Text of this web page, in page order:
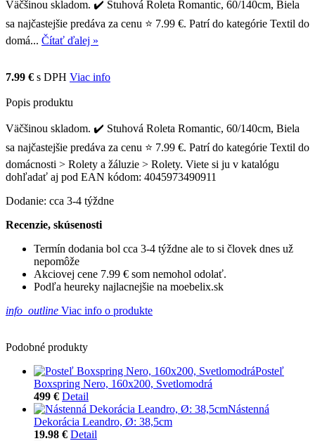
Väčšinou skladom. ✔️ Stuhová Roleta Romantic, 60/140cm, Biela
sa najčastejšie predáva za cenu ⭐ 7.99 €. Patrí do kategórie Textil do
domá... Čítať ďalej »
7.99 € s DPH Viac info
Popis produktu
Väčšinou skladom. ✔️ Stuhová Roleta Romantic, 60/140cm, Biela
sa najčastejšie predáva za cenu ⭐ 7.99 €. Patrí do kategórie Textil do
domácnosti > Rolety a žáluzie > Rolety. Viete si ju v katalógu
dohľadať aj pod EAN kódom: 4045973490911
Dodanie: cca 3-4 týždne
Recenzie, skúsenosti
Termín dodania bol cca 3-4 týždne ale to si človek dnes už
nepomôže
Akciovej cene 7.99 € som nemohol odolať.
Podľa heureky najlacnejšie na moebelix.sk
info_outline Viac info o produkte
Podobné produkty
Posteľ
Boxspring Nero, 160x200, Svetlomodrá
499 € Detail
Nástenná
Dekorácia Leandro, Ø: 38,5cm
19.98 € Detail